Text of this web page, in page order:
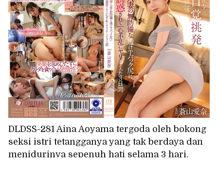
DLDSS-281 Aina Aoyama tergoda oleh bokong
seksi istri tetangganya yang tak berdaya dan
menidurinya sepenuh hati selama 3 hari.